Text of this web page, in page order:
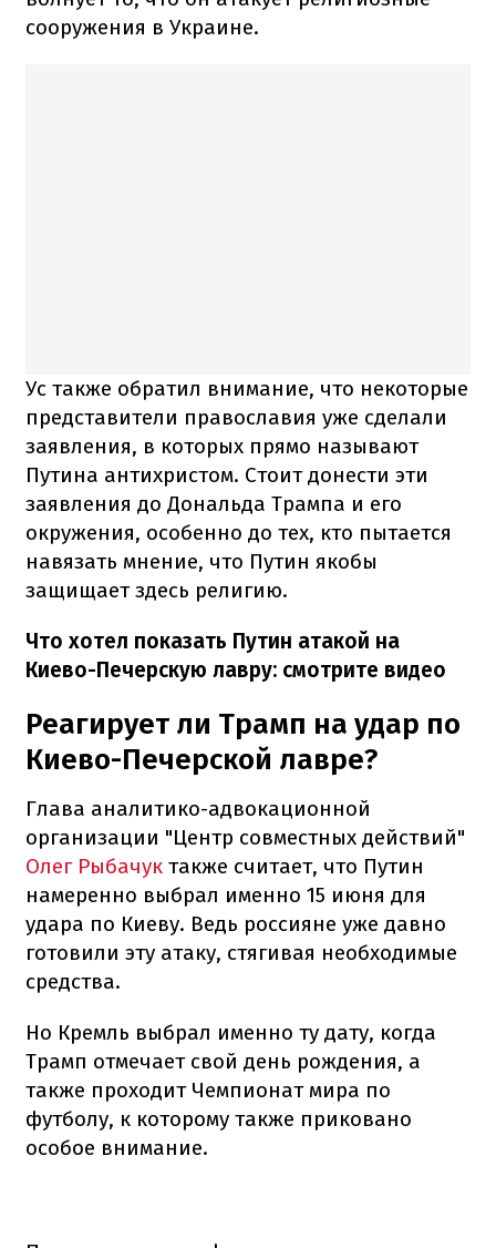
сооружения в Украине.
Ус также обратил внимание, что некоторые
представители православия уже сделали
заявления, в которых прямо называют
Путина антихристом. Стоит донести эти
заявления до Дональда Трампа и его
окружения, особенно до тех, кто пытается
навязать мнение, что Путин якобы
защищает здесь религию.
Что хотел показать Путин атакой на
Киево-Печерскую лавру: смотрите видео
Реагирует ли Трамп на удар по
Киево-Печерской лавре?
Глава аналитико-адвокационной
организации "Центр совместных действий"
Олег Рыбачук также считает, что Путин
намеренно выбрал именно 15 июня для
удара по Киеву. Ведь россияне уже давно
готовили эту атаку, стягивая необходимые
средства.
Но Кремль выбрал именно ту дату, когда
Трамп отмечает свой день рождения, а
также проходит Чемпионат мира по
футболу, к которому также приковано
особое внимание.